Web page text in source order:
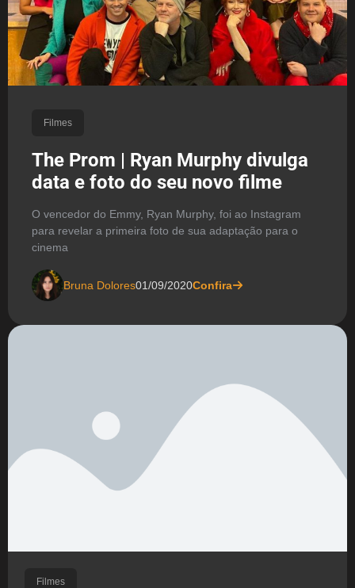
Filmes
The Prom | Ryan Murphy divulga
data e foto do seu novo filme
O vencedor do Emmy, Ryan Murphy, foi ao Instagram
para revelar a primeira foto de sua adaptação para o
cinema
Bruna Dolores01/09/2020Confira
Filmes